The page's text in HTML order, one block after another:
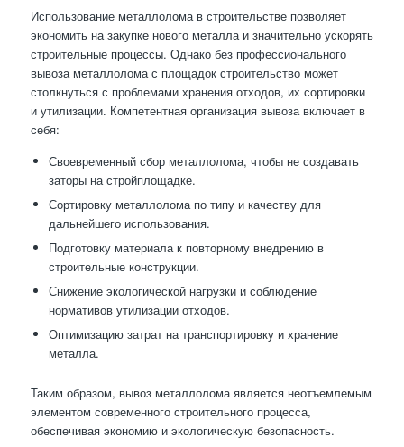
Использование металлолома в строительстве позволяет
экономить на закупке нового металла и значительно ускорять
строительные процессы. Однако без профессионального
вывоза металлолома с площадок строительство может
столкнуться с проблемами хранения отходов, их сортировки
и утилизации. Компетентная организация вывоза включает в
себя:
Своевременный сбор металлолома, чтобы не создавать
заторы на стройплощадке.
Сортировку металлолома по типу и качеству для
дальнейшего использования.
Подготовку материала к повторному внедрению в
строительные конструкции.
Снижение экологической нагрузки и соблюдение
нормативов утилизации отходов.
Оптимизацию затрат на транспортировку и хранение
металла.
Таким образом, вывоз металлолома является неотъемлемым
элементом современного строительного процесса,
обеспечивая экономию и экологическую безопасность.